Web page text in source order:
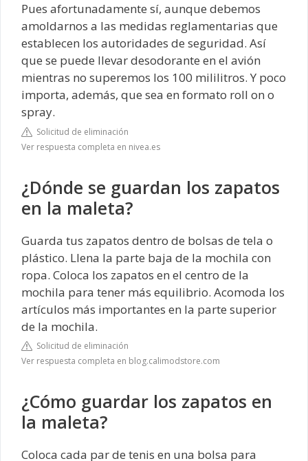
Pues afortunadamente sí, aunque debemos
amoldarnos a las medidas reglamentarias que
establecen los autoridades de seguridad. Así
que se puede llevar desodorante en el avión
mientras no superemos los 100 mililitros. Y poco
importa, además, que sea en formato roll on o
spray.
Solicitud de eliminación
Ver respuesta completa en nivea.es
¿Dónde se guardan los zapatos
en la maleta?
Guarda tus zapatos dentro de bolsas de tela o
plástico. Llena la parte baja de la mochila con
ropa. Coloca los zapatos en el centro de la
mochila para tener más equilibrio. Acomoda los
artículos más importantes en la parte superior
de la mochila.
Solicitud de eliminación
Ver respuesta completa en blog.calimodstore.com
¿Cómo guardar los zapatos en
la maleta?
Coloca cada par de tenis en una bolsa para